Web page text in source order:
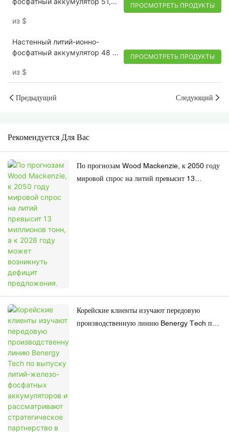
из $
ПРОСМОТРЕТЬ ПРОДУКТЫ
Настенный литий-ионно-
фосфатный аккумулятор 48 В,
аккумулятор lifepo4 5 кВтч
из $
ПРОСМОТРЕТЬ ПРОДУКТЫ
Предыдущий Следующий
Рекомендуется Для Вас
По прогнозам Wood Mackenzie, к 2050 году
мировой спрос на литий превысит 13
Корейские клиенты изучают передовую
производственную линию Benergy Tech по